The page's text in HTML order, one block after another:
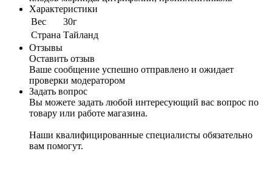
Характеристики
Вес
30г
Cтрана Тайланд
Отзывы
Оставить отзыв
Ваше сообщение успешно отправлено и ожидает
проверки модератором
Задать вопрос
Вы можете задать любой интересующий вас вопрос по
товару или работе магазина.
Наши квалифицированные специалисты обязательно
вам помогут.